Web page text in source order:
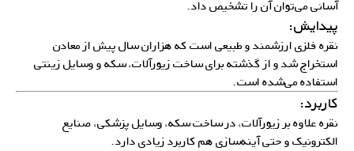
آسانی می‌توان آن را تشخیص داد.
پیدایش:
نقره فلزی ارزشمند و طبیعی است که هزاران سال پیش از معادن
استخراج شد و از گذشته برای ساخت زیورآلات، سکه و وسایل زینتی
استفاده می‌شده است.
کاربرد:
نقره علاوه بر زیورآلات، در ساخت سکه، وسایل پزشکی، صنایع
الکترونیک و حتی آینه‌سازی هم کاربرد زیادی دارد.